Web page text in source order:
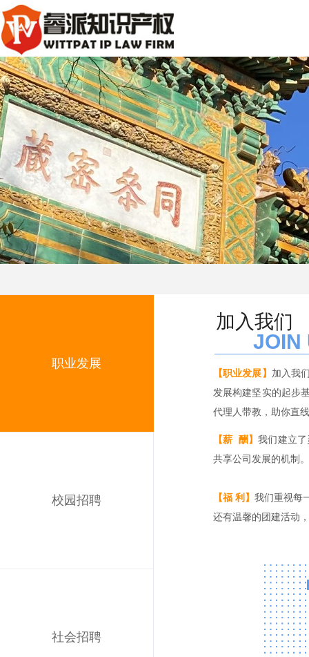
职业发展
校园招聘
社会招聘
加入我们
【职业发展】 加入我
发展构建坚实的起步
代理人带教，助你直
【薪 酬】我们建立
共享公司发展的机制。
【福 利】我们重视每
还有温馨的团建活动
JOIN